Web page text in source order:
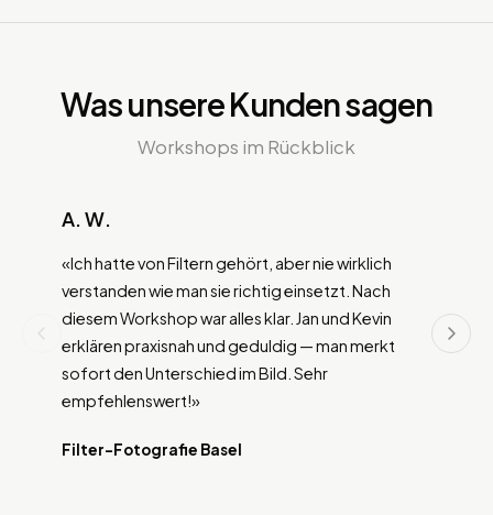
Was unsere Kunden sagen
Workshops im Rückblick
A. W.
«Ich hatte von Filtern gehört, aber nie wirklich
verstanden wie man sie richtig einsetzt. Nach
diesem Workshop war alles klar. Jan und Kevin
erklären praxisnah und geduldig — man merkt
sofort den Unterschied im Bild. Sehr
empfehlenswert!»
Filter-Fotografie Basel